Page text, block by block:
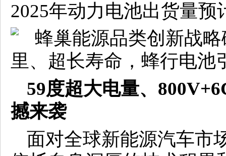
2025年动力电池出货量预
59度超大电量、 8
撼来袭
面对全球新能源汽车市